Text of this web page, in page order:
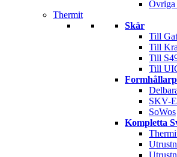
Thermit
Skär
Till
Till
Till
Till
SKV-
SoWos
Kompletta